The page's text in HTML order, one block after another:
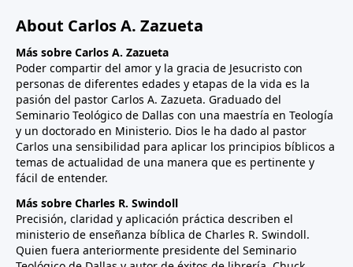
About Carlos A. Zazueta
Más sobre Carlos A. Zazueta
Poder compartir del amor y la gracia de Jesucristo con
personas de diferentes edades y etapas de la vida es la
pasión del pastor Carlos A. Zazueta. Graduado del
Seminario Teológico de Dallas con una maestría en Teología
y un doctorado en Ministerio. Dios le ha dado al pastor
Carlos una sensibilidad para aplicar los principios bíblicos a
temas de actualidad de una manera que es pertinente y
fácil de entender.
Más sobre Charles R. Swindoll
Precisión, claridad y aplicación práctica describen el
ministerio de enseñanza bíblica de Charles R. Swindoll.
Quien fuera anteriormente presidente del Seminario